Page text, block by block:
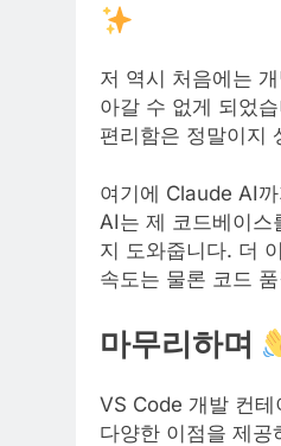
저 역시 처음에는
아갈 수 없게 되었
편리함은 정말이지
여기에 Claude AI
AI는 제 코드베이스
지 도와줍니다. 더
속도는 물론 코드
마무리하며
VS Code 개발 컨테
다양한 이점을 제